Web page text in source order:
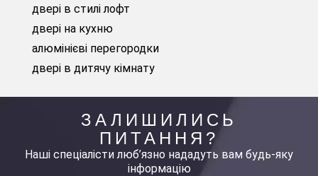
двері в стилі лофт
двері на кухню
алюмінієві перегородки
двері в дитячу кімнату
ЗАЛИШИЛИСЬ
ПИТАННЯ?
Наші спеціалісти люб’язно нададуть вам будь-яку
інформацію